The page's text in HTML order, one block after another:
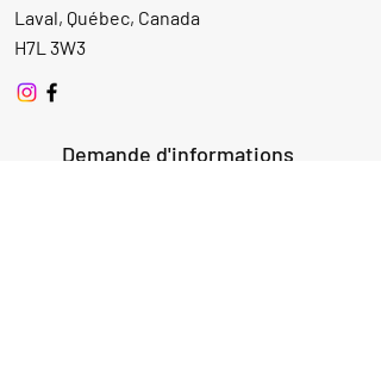
Laval, Québec, Canada
H7L 3W3
Demande d'informations